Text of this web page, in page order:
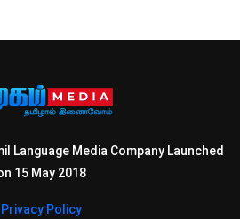
Language Media Company Launched
15 May 2018
Privacy Policy